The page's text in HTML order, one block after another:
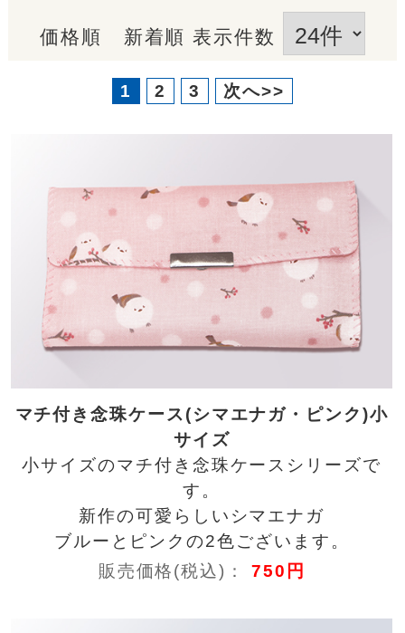
価格順 新着順 表示件数
1 2 3 次へ>>
マチ付き念珠ケース(シマエナガ・ピンク)小
サイズ
小サイズのマチ付き念珠ケースシリーズで
す。
新作の可愛らしいシマエナガ
ブルーとピンクの2色ございます。
販売価格(税込)： 750円